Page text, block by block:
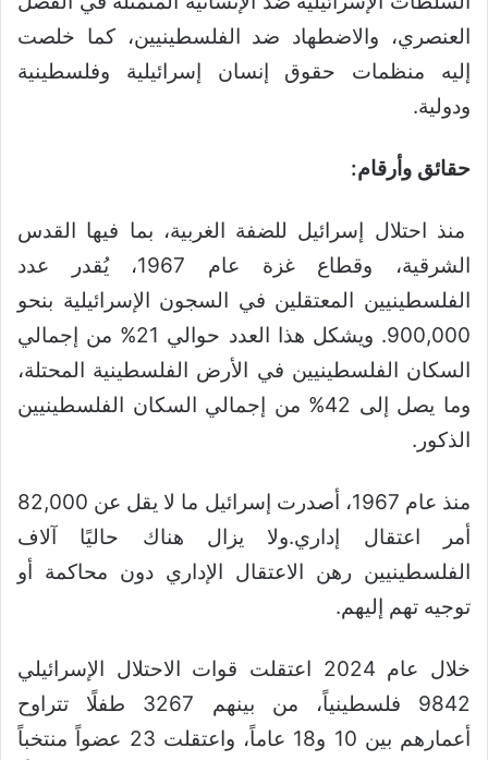
العنصري، والاضطهاد ضد الفلسطينيين، كما خلصت
إليه منظمات حقوق إنسان إسرائيلية وفلسطينية
ودولية.
حقائق وأرقام:
منذ احتلال إسرائيل للضفة الغربية، بما فيها القدس
الشرقية، وقطاع غزة عام 1967، يُقدر عدد
الفلسطينيين المعتقلين في السجون الإسرائيلية بنحو
900,000. ويشكل هذا العدد حوالي 21% من إجمالي
السكان الفلسطينيين في الأرض الفلسطينية المحتلة،
وما يصل إلى 42% من إجمالي السكان الفلسطينيين
الذكور.
منذ عام 1967، أصدرت إسرائيل ما لا يقل عن 82,000
أمر اعتقال إداري.ولا يزال هناك حاليًا آلاف
الفلسطينيين رهن الاعتقال الإداري دون محاكمة أو
توجيه تهم إليهم.
خلال عام 2024 اعتقلت قوات الاحتلال الإسرائيلي
9842 فلسطينياً، من بينهم 3267 طفلًا تتراوح
أعمارهم بين 10 و18 عاماً، واعتقلت 23 عضواً منتخباً